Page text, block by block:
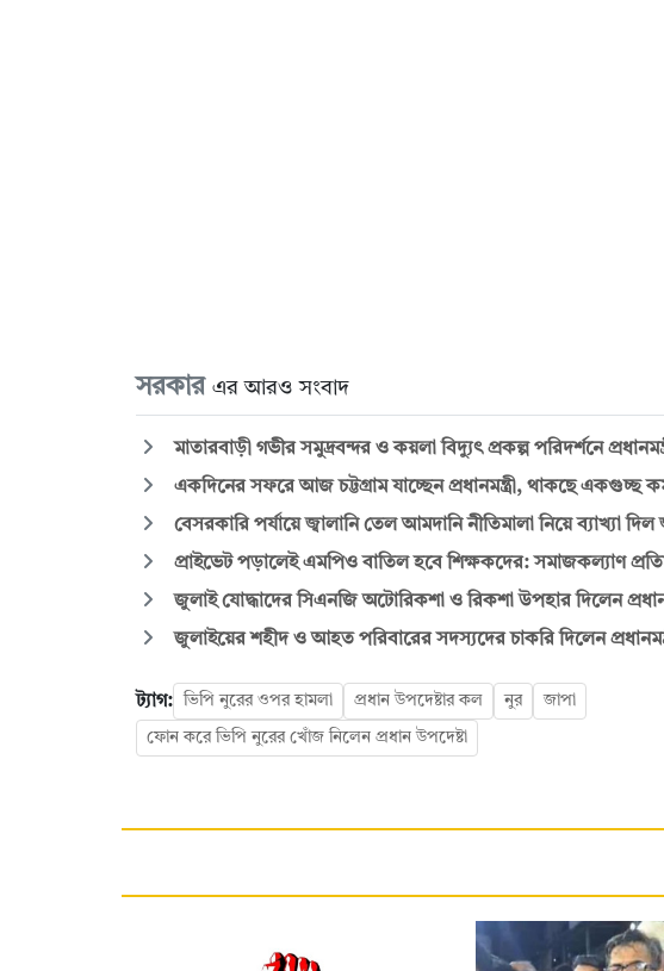
সরকার এর আরও সংবাদ
মাতারবাড়ী গভীর সমুদ্রবন্দর ও কয়লা বিদ্যুৎ প্রকল্প পরিদর্শনে
একদিনের সফরে আজ চট্টগ্রাম যাচ্ছেন প্রধানমন্ত্রী, থাকছে একগুচ্ছ
বেসরকারি পর্যায়ে জ্বালানি তেল আমদানি নীতিমালা নিয়ে ব্যাখ্যা দিল
প্রাইভেট পড়ালেই এমপিও বাতিল হবে শিক্ষকদের: সমাজকল্যাণ
জুলাই যোদ্ধাদের সিএনজি অটোরিকশা ও রিকশা উপহার দিলেন
জুলাইয়ের শহীদ ও আহত পরিবারের সদস্যদের চাকরি দিলেন
ট্যাগ: ভিপি নুরের ওপর হামলা প্রধান উপদেষ্টার কল নুর জাপা
ফোন করে ভিপি নুরের খোঁজ নিলেন প্রধান উপদেষ্টা